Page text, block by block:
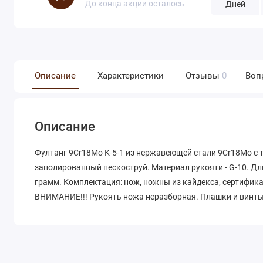
До конца акции осталось Дней
Описание Характеристики Отзывы 0
Описание
Фултанг 9Cr18Mo К-5-1 из нержавеющей стали 9Cr18Mo
заполированный пескоструй. Материал рукояти - G-10.
грамм. Комплектация: нож, ножны из кайдекса,
ВНИМАНИЕ!!! Рукоять ножа неразборная. Плашки и